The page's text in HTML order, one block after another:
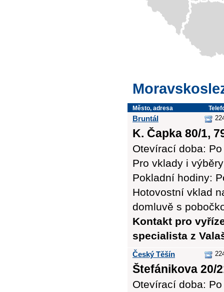
Město, adresa
Bruntál
K. Čapka 80/1,
Otevírací doba:
Pro vklady i
Pokladní hodiny:
Hotovostní vklad
domluvě s
Kontakt pro
specialista z
Český Těšín
Štefánikova 20/
Otevírací doba: